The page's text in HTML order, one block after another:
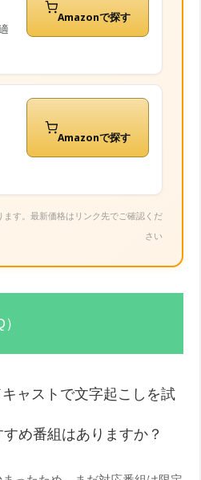
Amazonで探す
Amazonで探す
す。最新価格はリンク先でご確認くだ
さい
ャストで文字起こしを試
め番組はありますか？